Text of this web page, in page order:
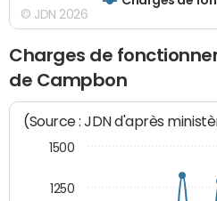
© JDN 2026
Charges de
de Campbon
(Source : JDN d'après
1250
1500